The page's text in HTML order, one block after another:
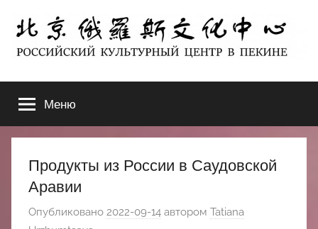
содержимому
北
京
俄
罗
ЦЕНТР
В
ПЕКИНЕ
Меню
Продукты из России в Саудовской
Аравии
Опубликовано 2022-09-14 автором Tatiana